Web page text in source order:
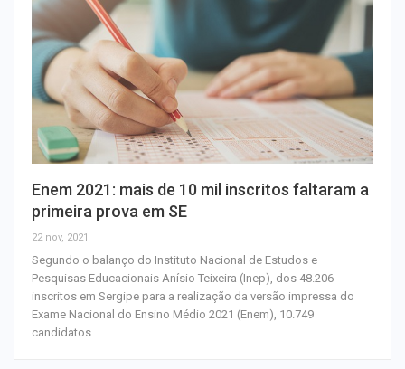
Enem 2021: mais de 10 mil inscritos faltaram a
primeira prova em SE
22 nov, 2021
Segundo o balanço do Instituto Nacional de Estudos e
Pesquisas Educacionais Anísio Teixeira (Inep), dos 48.206
inscritos em Sergipe para a realização da versão impressa do
Exame Nacional do Ensino Médio 2021 (Enem), 10.749
candidatos…